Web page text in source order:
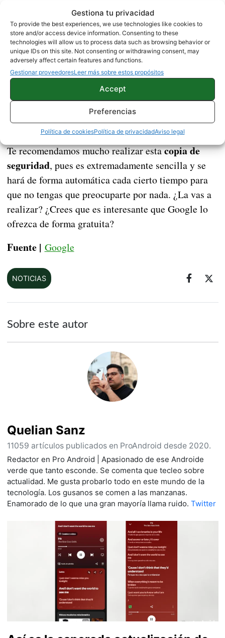
Gestiona tu privacidad
To provide the best experiences, we use technologies like cookies to
store and/or access device information. Consenting to these
technologies will allow us to process data such as browsing behavior or
unique IDs on this site. Not consenting or withdrawing consent, may
adversely affect certain features and functions.
Gestionar proveedoresLeer más sobre estos propósitos
Accept
Preferencias
Política de cookiesPolítica de privacidadAviso legal
Esta opción era gratuita para los usuarios que
tenían un plan de pago desde 1,99 euros/dólares al
mes,pero ahora la compañía ha decidido que sea
gratis para todos,incluso para los que no pagan el
servicio mensual. Eso sí, debes tener en cuenta que
esta copia de seguridad utiliza el espacio libre en tu
cuenta de Google, por lo quetendrás 15 GB de
. Si quieres más tendrás que
pasar por caja cuando sea necesario.
Te recomendamos mucho realizar estacopia de
seguridad, pues es extremadamente sencilla y se
hará de forma automática cada cierto tiempo para
que no tengas que preocuparte por nada. ¿La vas a
realizar? ¿Crees que es interesante que Google lo
ofrezca de forma gratuita?
Fuente | Google
NOTICIAS
Sobre este autor
Quelian Sanz
11059 artículos publicados en ProAndroid desde 2020.
Redactor en Pro Android | Apasionado de ese Androide
verde que tanto esconde. Se comenta que tecleo sobre
actualidad. Me gusta probarlo todo en este mundo de la
tecnología. Los gusanos se comen a las manzanas.
Enamorado de lo que una gran mayoría llama ruido. Twitter